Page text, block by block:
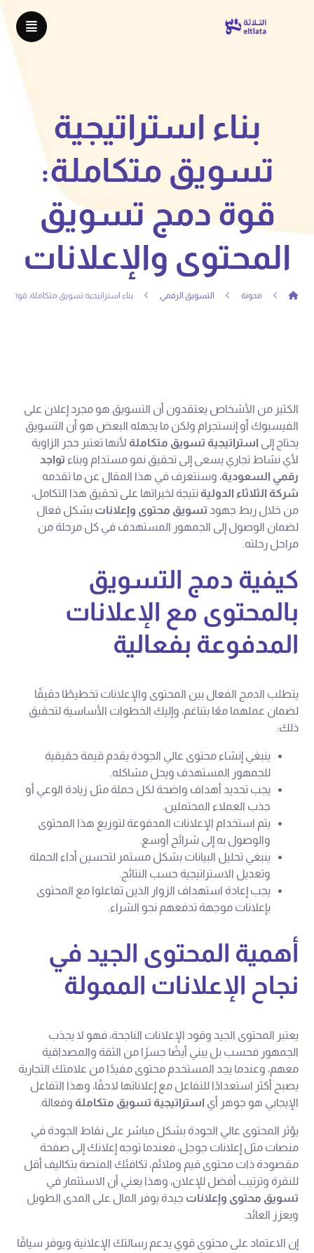
بناء استراتيجية
تسويق متكاملة:
قوة دمج تسويق
المحتوى والإعلانات
مدونة التسويق الرقمي بناء استراتيجية تسويق متكاملة: قوة
الكثير من الأشخاص يعتقدون أن التسويق هو مجرد إعلان على
الفيسبوك أو إنستجرام ولكن ما يجهله البعض هو أن التسويق
يحتاج إلى استراتيجية تسويق متكاملة لأنها تعتبر حجر الزاوية
لأي نشاط تجاري يسعى إلى تحقيق نمو مستدام وبناء تواجد
رقمي السعودية، وسنتعرف في هذا المقال عن ما تقدمه
شركة الثلاثاء الدولية نتيجة لخبراتها على تحقيق هذا التكامل،
من خلال ربط جهود تسويق محتوى وإعلانات بشكل فعال
لضمان الوصول إلى الجمهور المستهدف في كل مرحلة من
مراحل رحلته.
كيفية دمج التسويق
بالمحتوى مع الإعلانات
المدفوعة بفعالية
يتطلب الدمج الفعال بين المحتوى والإعلانات تخطيطًا دقيقًا
لضمان عملهما معًا بتناغم، وإليك الخطوات الأساسية لتحقيق
ذلك:
ينبغي إنشاء محتوى عالي الجودة يقدم قيمة حقيقية
للجمهور المستهدف ويحل مشاكله.
يجب تحديد أهداف واضحة لكل حملة مثل زيادة الوعي أو
جذب العملاء المحتملين.
يتم استخدام الإعلانات المدفوعة لتوزيع هذا المحتوى
والوصول به إلى شرائح أوسع.
ينبغي تحليل البيانات بشكل مستمر لتحسين أداء الحملة
وتعديل الاستراتيجية حسب النتائج.
يجب إعادة استهداف الزوار الذين تفاعلوا مع المحتوى
بإعلانات موجهة تدفعهم نحو الشراء.
أهمية المحتوى الجيد في
نجاح الإعلانات الممولة
يعتبر المحتوى الجيد وقود الإعلانات الناجحة، فهو لا يجذب
الجمهور فحسب بل يبني أيضًا جسرًا من الثقة والمصداقية
معهم، وعندما يجد المستخدم محتوى مفيدًا من علامتك التجارية
يصبح أكثر استعدادًا للتفاعل مع إعلاناتها لاحقًا، وهذا التفاعل
الإيجابي هو جوهر أي استراتيجية تسويق متكاملة وفعالة.
يؤثر المحتوى عالي الجودة بشكل مباشر على نقاط الجودة في
منصات مثل إعلانات جوجل، فعندما توجه إعلانك إلى صفحة
مقصودة ذات محتوى قيم وملائم، تكافئك المنصة بتكاليف أقل
للنقرة وترتيب أفضل للإعلان، وهذا يعني أن الاستثمار في
تسويق محتوى وإعلانات جيدة يوفر المال على المدى الطويل
ويعزز العائد.
إن الاعتماد على محتوى قوي يدعم رسالتك الإعلانية ويوفر سياقًا